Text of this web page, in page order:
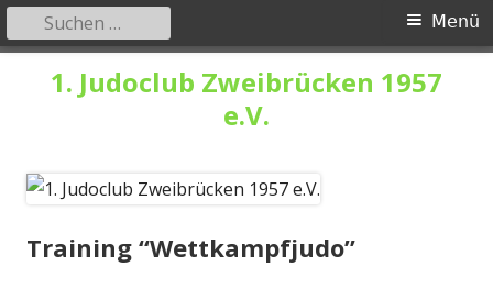
1. Judoclub Zweibrücken 1957
e.V.
Primäres
Menü
Menü
Suchen
nach:
Training “Wettkampfjudo”